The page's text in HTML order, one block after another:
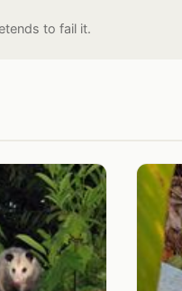
to fail it.